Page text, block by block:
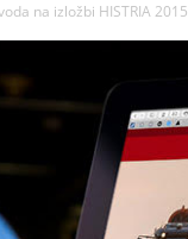
na izložbi HISTRIA 2015